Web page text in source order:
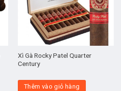
Xì Gà Rocky Patel Quarter
Century
Thêm vào giỏ hàng